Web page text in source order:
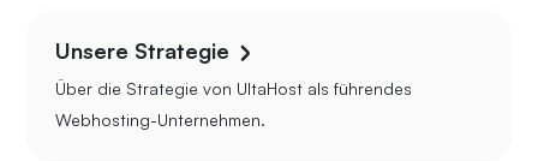
Unsere Strategie
Über die Strategie von UltaHost als führendes
Webhosting-Unternehmen.